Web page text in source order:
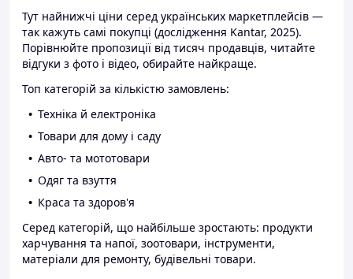
Тут найнижчі ціни серед українських маркетплейсів —
так кажуть самі покупці (дослідження Kantar, 2025).
Порівнюйте пропозиції від тисяч продавців, читайте
відгуки з фото і відео, обирайте найкраще.
Топ категорій за кількістю замовлень:
Техніка й електроніка
Товари для дому і саду
Авто- та мототовари
Одяг та взуття
Краса та здоров'я
Серед категорій, що найбільше зростають: продукти
харчування та напої, зоотовари, інструменти,
матеріали для ремонту, будівельні товари.